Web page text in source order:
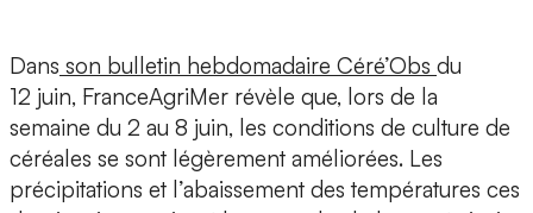
Dans son bulletin hebdomadaire Céré’Obs du
12 juin, FranceAgriMer révèle que, lors de la
semaine du 2 au 8 juin, les conditions de culture de
céréales se sont légèrement améliorées. Les
précipitations et l’abaissement des températures ces